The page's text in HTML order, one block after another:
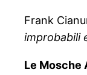
Frank
improbabili
Le Mosche